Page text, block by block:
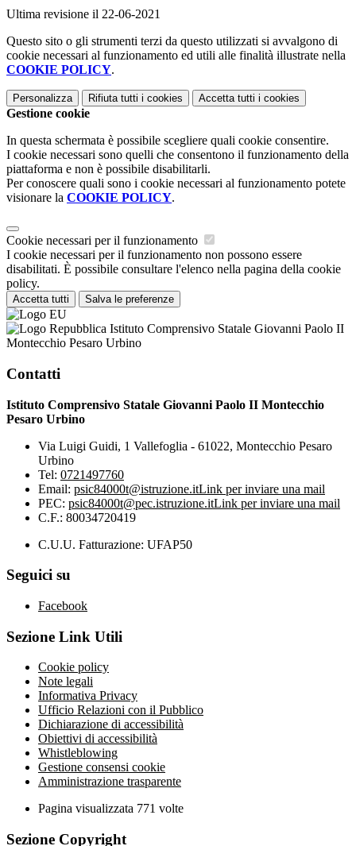
Ultima revisione il 22-06-2021
Questo sito o gli strumenti terzi da questo utilizzati si avvalgono di
cookie necessari al funzionamento ed utili alle finalità illustrate nella
COOKIE POLICY.
Personalizza Rifiuta tutti i cookies Accetta tutti i cookies
Gestione cookie
In questa schermata è possibile scegliere quali cookie consentire.
I cookie necessari sono quelli che consentono il funzionamento della
piattaforma e non è possibile disabilitarli.
Per conoscere quali sono i cookie necessari al funzionamento potete
visionare la COOKIE POLICY.
Cookie necessari per il funzionamento
I cookie necessari per il funzionamento non possono essere
disabilitati. È possibile consultare l'elenco nella pagina della cookie
policy.
Accetta tutti Salva le preferenze
Istituto Comprensivo Statale Giovanni Paolo II
Montecchio Pesaro Urbino
Contatti
Istituto Comprensivo Statale Giovanni Paolo II Montecchio
Pesaro Urbino
Via Luigi Guidi, 1 Vallefoglia - 61022, Montecchio Pesaro
Urbino
Tel: 0721497760
Email: psic84000t@istruzione.itLink per inviare una mail
PEC: psic84000t@pec.istruzione.itLink per inviare una mail
C.F.: 80034720419
C.U.U. Fatturazione: UFAP50
Seguici su
Facebook
Sezione Link Utili
Cookie policy
Note legali
Informativa Privacy
Ufficio Relazioni con il Pubblico
Dichiarazione di accessibilità
Obiettivi di accessibilità
Whistleblowing
Gestione consensi cookie
Amministrazione trasparente
Pagina visualizzata 771 volte
Sezione Copyright